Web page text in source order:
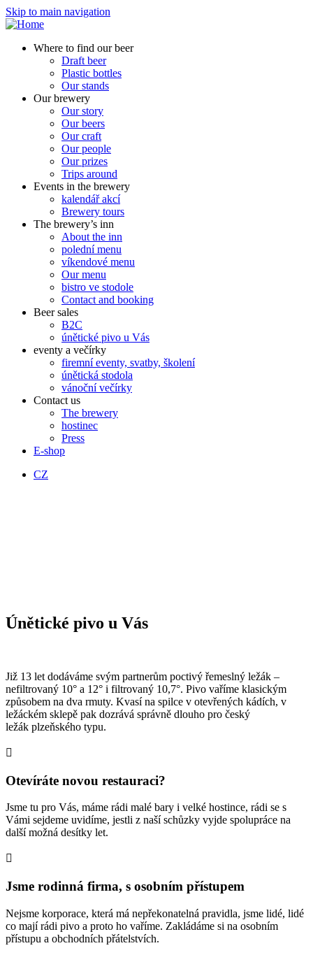
Skip to main navigation
Where to find our beer
Draft beer
Plastic bottles
Our stands
Our brewery
Our story
Our beers
Our craft
Our people
Our prizes
Trips around
Events in the brewery
kalendář akcí
Brewery tours
The brewery’s inn
About the inn
polední menu
víkendové menu
Our menu
bistro ve stodole
Contact and booking
Beer sales
B2C
únětické pivo u Vás
eventy a večírky
firemní eventy, svatby, školení
únětická stodola
vánoční večírky
Contact us
The brewery
hostinec
Press
E-shop
CZ
Únětické pivo u Vás
Již 13 let dodáváme svým partnerům poctivý řemeslný ležák –
nefiltrovaný 10° a 12° i filtrovaný 10,7°. Pivo vaříme klasickým
způsobem na dva rmuty. Kvasí na spilce v otevřených kádích, v
ležáckém sklepě pak dozrává správně dlouho pro český
ležák plzeňského typu.

Otevíráte novou restauraci?
Jsme tu pro Vás, máme rádi malé bary i velké hostince, rádi se s
Vámi sejdeme uvidíme, jestli z naší schůzky vyjde spolupráce na
další možná desítky let.

Jsme rodinná firma, s osobním přístupem
Nejsme korporace, která má nepřekonatelná pravidla, jsme lidé, lidé
co mají rádi pivo a proto ho vaříme. Zakládáme si na osobním
přístupu a obchodních přátelstvích.